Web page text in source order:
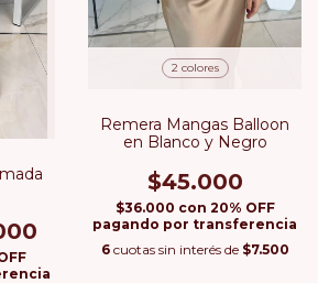
2 colores
Remera Mangas Balloon
en Blanco y Negro
$45.000
$36.000 con 20% OFF
pagando por transferencia
6 cuotas sin interés de $7.500